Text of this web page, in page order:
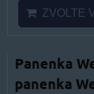
ZVOLTE
Panenka
panenka